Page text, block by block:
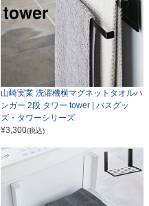
山崎実業 洗濯機横マグネットタオルハ
ンガー 2段 タワー tower | バスグッ
ズ・タワーシリーズ
¥3,300(税込)